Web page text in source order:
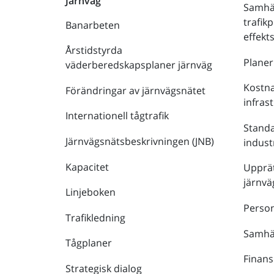
Banarbeten
Årstidstyrda
väderberedskapsplaner järnväg
Förändringar av järnvägsnätet
Internationell tågtrafik
Järnvägsnätsbeskrivningen (JNB)
Kapacitet
Linjeboken
Trafikledning
Tågplaner
Strategisk dialog